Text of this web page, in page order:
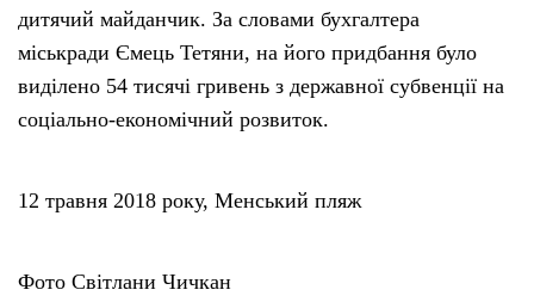
Довідник
Контакти
Рекламні прайси
дитячий майданчик. За словами бухгалтера
міськради Ємець Тетяни, на його придбання було
виділено 54 тисячі гривень з державної субвенції на
соціально-економічний розвиток.
12 травня 2018 року, Менський пляж
Фото Світлани Чичкан